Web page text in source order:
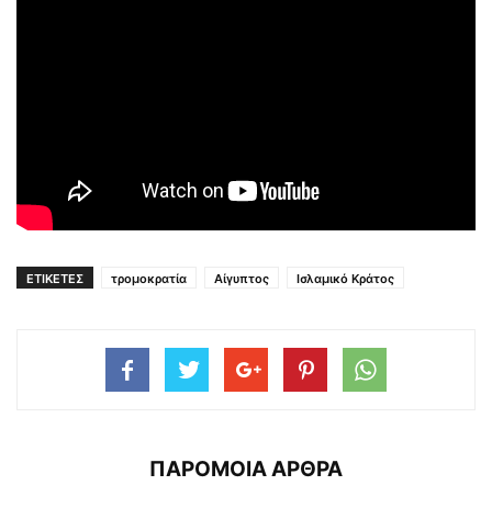
ΕΤΙΚΕΤΕΣ τρομοκρατία Αίγυπτος Ισλαμικό Κράτος
ΠΑΡΟΜΟΙΑ ΑΡΘΡΑ